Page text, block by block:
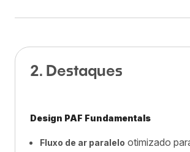
2. Destaques
Design PAF Fundamentals
Fluxo de ar paralelo otimizado